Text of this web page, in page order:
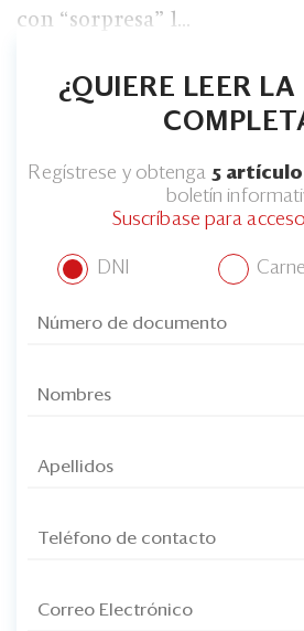
Eventos
Edición Impresa
con “sorpresa” l...
¿QUIERE LEER
Regístrese y obtenga 5
boletín
Suscríbase para
DNI